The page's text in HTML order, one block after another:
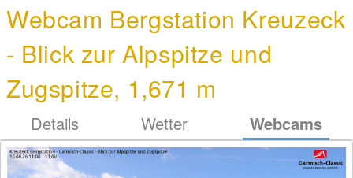
Webcam Bergstation Kreuzeck
- Blick zur Alpspitze und
Zugspitze, 1,671 m
Details Wetter Webcams